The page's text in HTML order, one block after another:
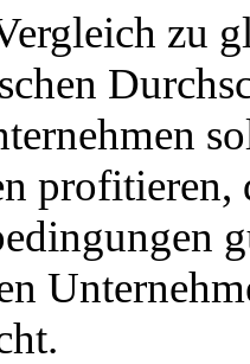
zu
profitieren,